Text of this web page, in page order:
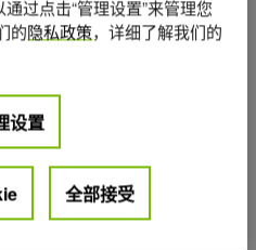
型反应
集成从外部来源检索相关数据
备最新的可用知识，从而提
图 2）。
过点击“管理设置”来管理您
的隐私政策，详细了解我们的
设置
全部接受